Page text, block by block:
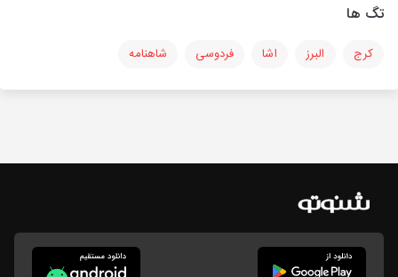
تگ ها
کرج البرز اشا فردوسی شاهنامه